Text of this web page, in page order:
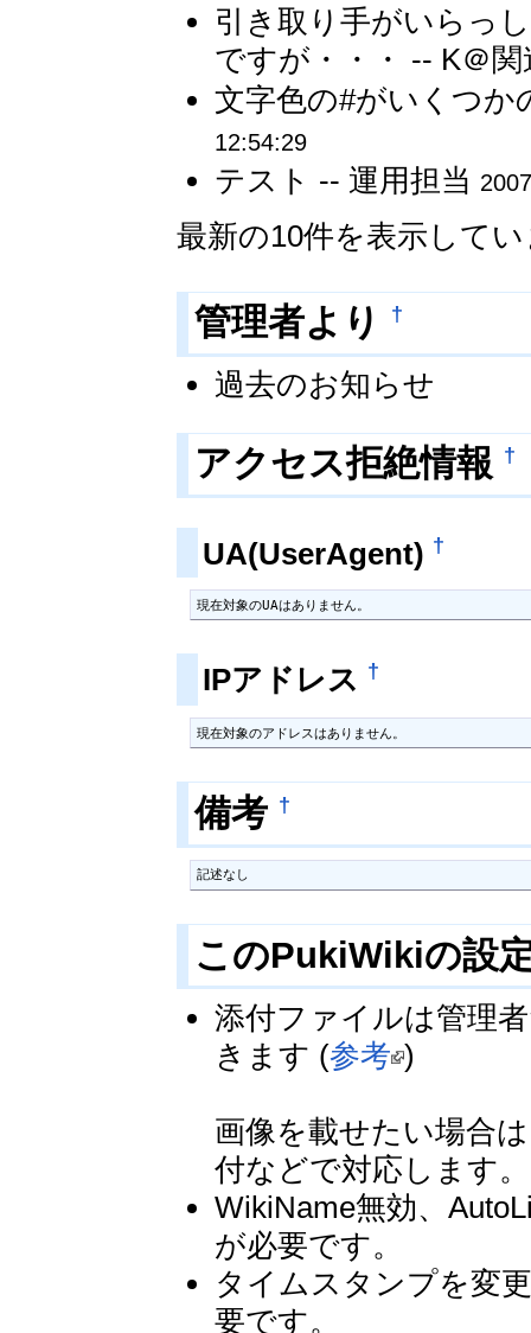
引き取り手がいらっ
ですが・・・ -- K＠
文字色の#がいくつ
12:54:29
テスト -- 運用担当
最新の10件を表示して
管理者より †
過去のお知らせ
アクセス拒絶情報 †
UA(UserAgent) †
現在対象のUAはありません。
IPアドレス †
現在対象のアドレスはありません。
備考 †
記述なし
このPukiWikiの設
添付ファイルは管理
きます (参考 )
画像を載せたい場合
付などで対応します。
WikiName無効、
が必要です。
タイムスタンプを変
要です。